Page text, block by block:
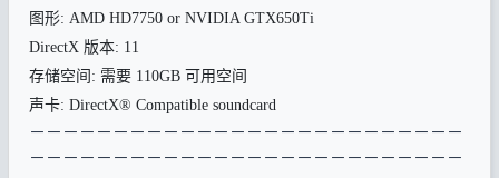
图形: AMD HD7750 or NVIDIA GTX650Ti
DirectX 版本: 11
存储空间: 需要 110GB 可用空间
声卡: DirectX® Compatible soundcard
－ －－－－－－－－－－－－－－－－－－－－－－－－－
－－－－－ －－－－－ －－－－－ －－－－－ －－－－－ －